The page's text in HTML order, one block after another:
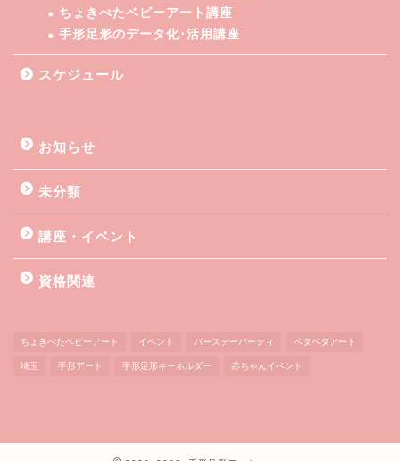
ちょきぺたベビーアート講座
手形足形のデータ化･活用講座
スケジュール
お知らせ
未分類
講座・イベント
資格関連
ちょきぺたベビーアート イベント バースデーパーティ ペタペタアート
埼玉 手形アート 手形足形キーホルダー 赤ちゃんイベント